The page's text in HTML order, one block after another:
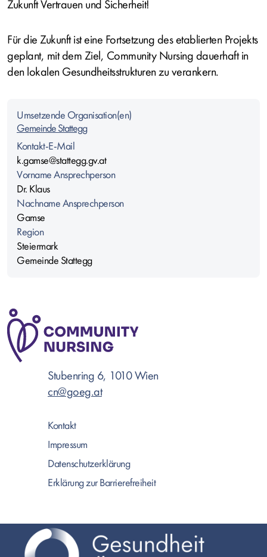
Umsetzende Organisation(en)
Gemeinde Stattegg
Kontakt-E-Mail
k.gamse@stattegg.gv.at
Vorname Ansprechperson
Dr. Klaus
Nachname Ansprechperson
Gamse
Region
Steiermark
Gemeinde Stattegg
Zukunft Vertrauen und Sicherheit!
Für die Zukunft ist eine Fortsetzung des etablierten Projekts
geplant, mit dem Ziel, Community Nursing dauerhaft in
den lokalen Gesundheitsstrukturen zu verankern.
Stubenring 6, 1010 Wien
cn@goeg.at
Kontakt
Impressum
Datenschutzerklärung
Erklärung zur Barrierefreiheit